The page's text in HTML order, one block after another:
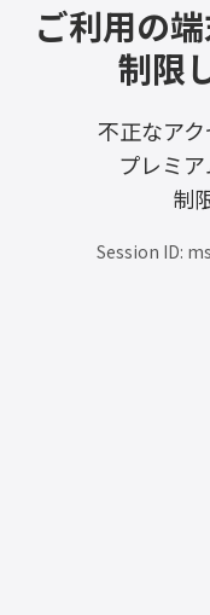
ご利用の
制限
不正なアク
プレミ
制
Session ID: